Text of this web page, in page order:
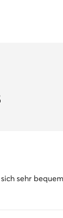
von
sehr